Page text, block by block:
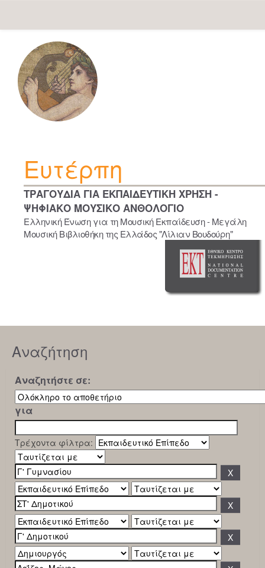
navigation
Ευτέρπη
ΤΡΑΓΟΥΔΙΑ ΓΙΑ ΕΚΠΑΙΔΕΥΤΙΚΗ ΧΡΗΣΗ -
ΨΗΦΙΑΚΟ ΜΟΥΣΙΚΟ ΑΝΘΟΛΟΓΙΟ
Ελληνική Ένωση για τη Μουσική Εκπαίδευση - Μεγάλη
Μουσική Βιβλιοθήκη της Ελλάδος "Λίλιαν Βουδούρη"
Αναζήτηση
Αναζητήστε σε:
για
Τρέχοντα φίλτρα: